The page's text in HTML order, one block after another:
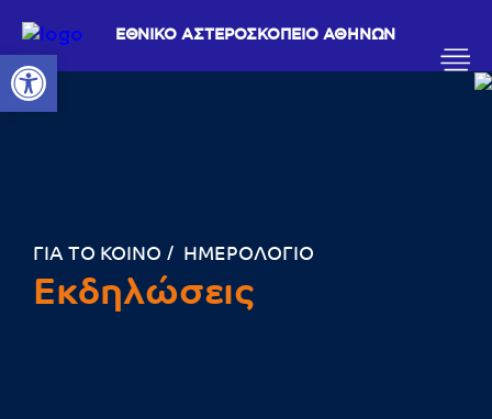
Ανοίξτε τη γραμμή εργαλείων
ΕΘΝΙΚΟ ΑΣΤΕΡΟΣΚΟΠΕΙΟ ΑΘΗΝΩΝ
ΓΙΑ ΤΟ ΚΟΙΝΟ ΗΜΕΡΟΛΟΓΙΟ
Εκδηλώσεις